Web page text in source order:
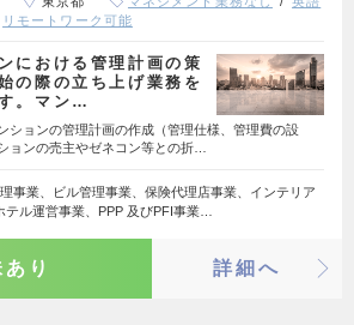
リモートワーク可能
における管理計画の策
の際の立ち上げ業務を
。マン…
ションの管理計画の作成（管理仕様、管理費の設
ョンの売主やゼネコン等との折…
事業、ビル管理事業、保険代理店事業、インテリア
ル運営事業、PPP 及びPFI事業…
り 詳細へ